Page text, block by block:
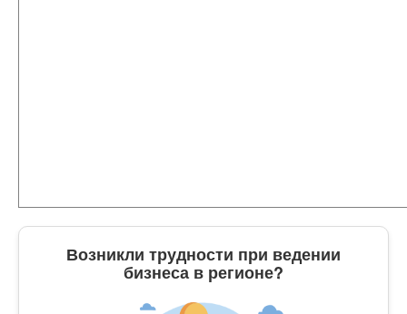
Возникли трудности при ведении
бизнеса в регионе?